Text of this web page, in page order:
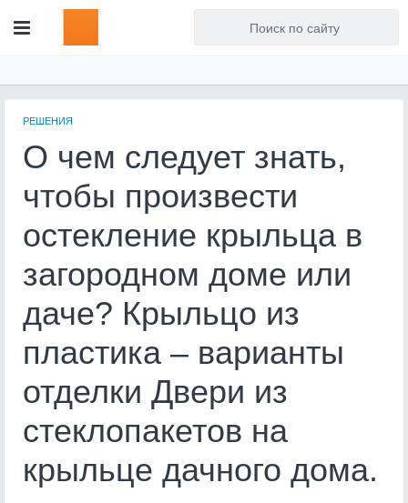
РЕШЕНИЯ
О чем следует знать,
чтобы произвести
остекление крыльца в
загородном доме или
даче? Крыльцо из
пластика – варианты
отделки Двери из
стеклопакетов на
крыльце дачного дома.
Для любых предложений по
сайту: artist71@cp9.ru